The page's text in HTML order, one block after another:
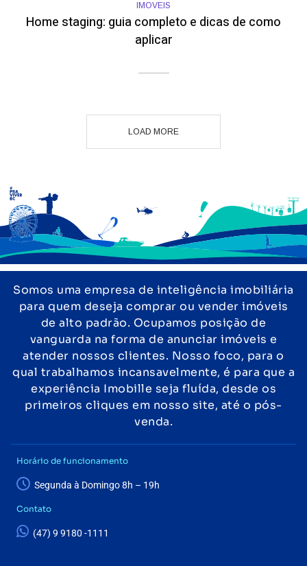
IMOVEIS
Home staging: guia completo e dicas de como
aplicar
LOAD MORE
Somos uma empresa de inteligência imobiliária
para quem deseja comprar ou vender imóveis
de alto padrão. Ocupamos posição de
vanguarda na forma de anunciar imóveis e
atender nossos clientes. Nosso foco, para o
qual trabalhamos incansavelmente, é para que a
experiência Imobille seja fluída, desde os
primeiros cliques em nosso site, até o pós-
venda.
Horário de funcionamento
Segunda à Domingo 8h – 19h
Contato
(47) 9 9180 -1111